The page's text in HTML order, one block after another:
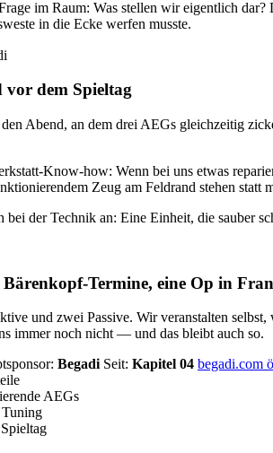
im Raum: Was stellen wir eigentlich
in die Ecke werfen musste.
vor dem Spieltag
Abend, an dem drei AEGs gleichzeitig
Know-how: Wenn bei uns etwas
Zeug am Feldrand stehen statt
bei der Technik an: Eine Einheit, die sauber
Termine, eine Op in
und zwei Passive. Wir veranstalten
immer noch nicht — und das bleibt auch so.
Begadi Seit: Kapitel 04 begadi.com
AEGs